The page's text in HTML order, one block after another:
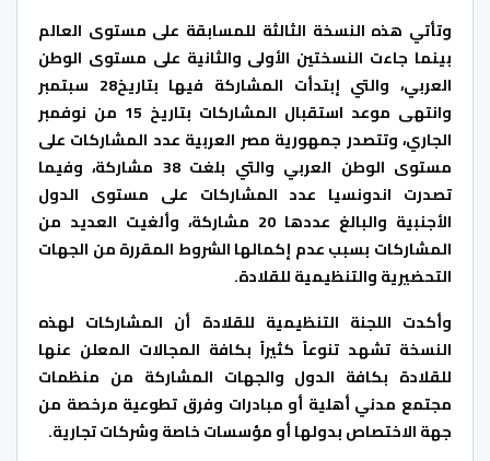
وتأتي هذه النسخة الثالثة للمسابقة على مستوى العالم
بينما جاءت النسختين الأولى والثانية على مستوى الوطن
العربي، والتي إبتدأت المشاركة فيها بتاريخ28 سبتمبر
وانتهى موعد استقبال المشاركات بتاريخ 15 من نوفمبر
الجاري، وتتصدر جمهورية مصر العربية عدد المشاركات على
مستوى الوطن العربي والتي بلغت 38 مشاركة، وفيما
تصدرت اندونسيا عدد المشاركات على مستوى الدول
الأجنبية والبالغ عددها 20 مشاركة، وألغيت العديد من
المشاركات بسبب عدم إكمالها الشروط المقررة من الجهات
التحضيرية والتنظيمية للقلادة.
وأكدت اللجنة التنظيمية للقلادة أن المشاركات لهذه
النسخة تشهد تنوعاً كثيراً بكافة المجالات المعلن عنها
للقلادة بكافة الدول والجهات المشاركة من منظمات
مجتمع مدني أهلية أو مبادرات وفرق تطوعية مرخصة من
جهة الاختصاص بدولها أو مؤسسات خاصة وشركات تجارية.